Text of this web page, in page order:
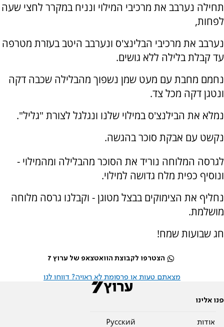
תחילה נערבב את מרכיבי המילוי ונניח במקרר לחצי שעה
לפחות,
נערבב את מרכיבי הבלינצ'ס ונערבב היטב בעזרת מטרפה
עד קבלת בלילה ללא גושים.
נחמם מחבת עם מעט שמן נשפוך מהבלילה שכבה דקה
ונטגן דקה מכל צד.
נמלא את הבילנצ'ס במילוי שלנו ונגלגל לצורת "גליל".
נקשט עם אבקת סוכר בהגשה.
לגרסה המלוחה נוריד את הסוכר מהבלילה ומהמילוי -
ונוסיף כפית מלח גדושה למילוי.
נחליף את הצימוקים בבצל מטוגן - וקבלנו גרסה מלוחה
מושלמת.
חג שבועות שמח!
הצטרפו לקבוצת הוואטצאפ של ערוץ 7
מצאתם טעות או פרסומת לא ראויה? דווחו לנו
פנו אלינו
אודות
Pусский